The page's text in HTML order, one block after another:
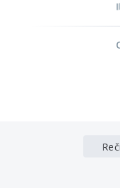
Reči